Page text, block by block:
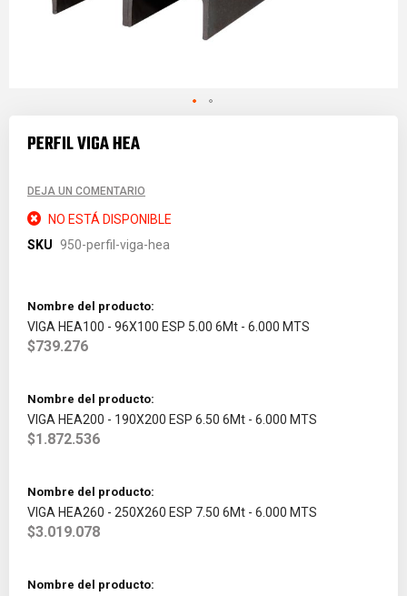
comienzo
galería
imágenes
PERFIL VIGA HEA
DEJA UN COMENTARIO
NO ESTÁ DISPONIBLE
SKU 950-perfil-viga-hea
product
VIGA HEA100 - 96X100 ESP 5.00 6Mt - 6.000 MTS
$739.276
VIGA HEA200 - 190X200 ESP 6.50 6Mt - 6.000 MTS
$1.872.536
VIGA HEA260 - 250X260 ESP 7.50 6Mt - 6.000 MTS
$3.019.078